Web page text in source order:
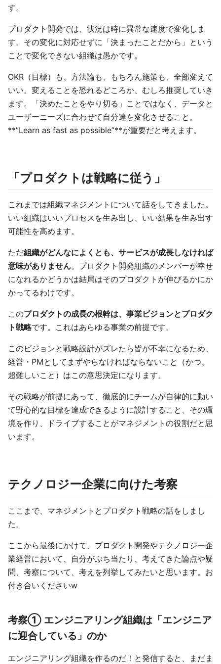
す。
プロダクト開発では、状況は時に異常な速度で変化しま
す。その変化に対応せずに「決まったことだから」という
ことで変化できない組織は愚かです。
OKR（目標）も、方法論も、もちろん施策も、全部変えて
いい。変えることを恐れるどころか、むしろ推奨していき
ます。「決めたことをやり切る」ことではなく、データと
ユーザーニーズに合わせて自分達を変化させること。
**”Learn as fast as possible”**が重要だと考えます。
「プロダクトは戦略に従う」
これまでは組織マネジメントについて話をしてきました。
いい組織はいいプロセスを生み出し、いい結果を生み出す
可能性を高めます。
ただ組織がどんなによくとも、サービスが成長しなければ
意味がありません。プロダクト開発組織のメンバーが幸せ
になれるかどうかは結局はそのプロダクトが伸びるかにか
かってるわけです。
このプロダクトの成長の根幹は、事業ビジョンとプロダク
ト戦略です。これはあらゆる事業の前提です。
このビジョンと戦略設計がズレたら皆が不幸になるため、
経営・PMとしてまずやらなければならないこと（かつ、
超難しいこと）はこの意思決定になります。
その戦略が前提にあって、徹底的にチームが自律的に動い
て野心的な目標を達成できるように設計すること、その環
境を作り、ドライブすることがマネジメントの役割だと思
います。
テクノロジー企業に向けた考察
ここまで、マネジメントとプロダクト戦略の話をしまし
た。
ここから最後にかけて、プロダクト開発やテクノロジー企
業経営において、自分がぶち当たり、考えてきた論点や疑
問、考察について、考えを列挙してみたいと思います。お
付き合いくださいw
考察① エンジニアリング組織は「エンジニア
に迎合している」のか
エンジニアリング組織を作るのだ！と発信すると、まだま